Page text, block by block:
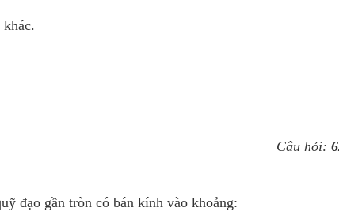
khác.
Câu hỏi:
đạo gần tròn có bán kính vào khoảng: